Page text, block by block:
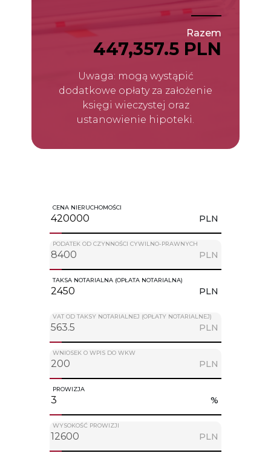
Razem
447,357.5 PLN
Uwaga: mogą wystąpić
dodatkowe opłaty za założenie
księgi wieczystej oraz
ustanowienie hipoteki.
CENA NIERUCHOMOŚCI
PLN
PODATEK OD CZYNNOŚCI CYWILNO-PRAWNYCH
PLN
TAKSA NOTARIALNA (OPŁATA NOTARIALNA)
PLN
VAT OD TAKSY NOTARIALNEJ (OPŁATY NOTARIALNEJ)
PLN
WNIOSEK O WPIS DO WKW
PLN
PROWIZJA
%
WYSOKOŚĆ PROWIZJI
PLN